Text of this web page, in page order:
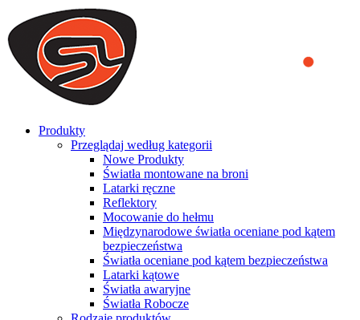
We use cookies to ensure that we provide you the best experience
on our website. By continuing to browse this website, you accept
that cookies are used to help us analyze how the website is used and
to offer you a better experience. To learn more or to find out how
you can disable cookies, you can access our
Produkty
Przeglądaj według kategorii
Nowe Produkty
Światła montowane na broni
Latarki ręczne
Reflektory
Mocowanie do hełmu
Międzynarodowe światła oceniane pod kątem
bezpieczeństwa
Światła oceniane pod kątem bezpieczeństwa
Latarki kątowe
Światła awaryjne
Światła Robocze